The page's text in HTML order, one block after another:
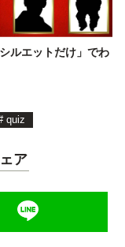
ルエットだけ」でわ
quiz
ア